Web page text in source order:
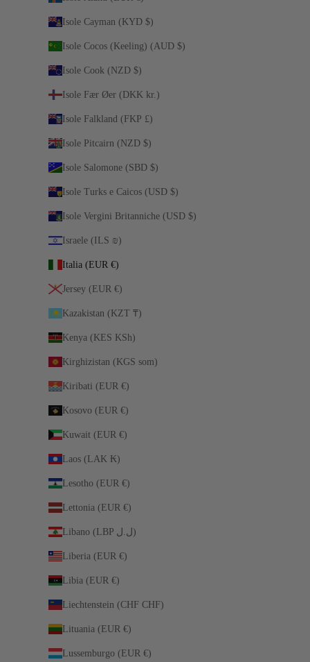
Isole Cayman (KYD $)
Isole Cocos (Keeling) (AUD $)
Isole Cook (NZD $)
Isole Fær Øer (DKK kr.)
Isole Falkland (FKP £)
Isole Pitcairn (NZD $)
Isole Salomone (SBD $)
Isole Turks e Caicos (USD $)
Isole Vergini Britanniche (USD $)
Israele (ILS ₪)
Italia (EUR €)
Jersey (EUR €)
Kazakistan (KZT ₸)
Kenya (KES KSh)
Kirghizistan (KGS som)
Kiribati (EUR €)
Kosovo (EUR €)
Kuwait (EUR €)
Laos (LAK ₭)
Lesotho (EUR €)
Lettonia (EUR €)
Libano (LBP ل.ل)
Liberia (EUR €)
Libia (EUR €)
Liechtenstein (CHF CHF)
Lituania (EUR €)
Lussemburgo (EUR €)